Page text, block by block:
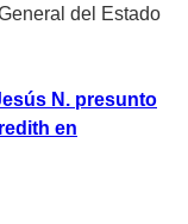
del Estado
N. presunto
en